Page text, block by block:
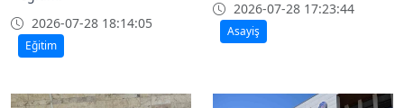
2026-07-28 18:14:05
Eğitim
2026-07-28 17:23:44
Asayiş